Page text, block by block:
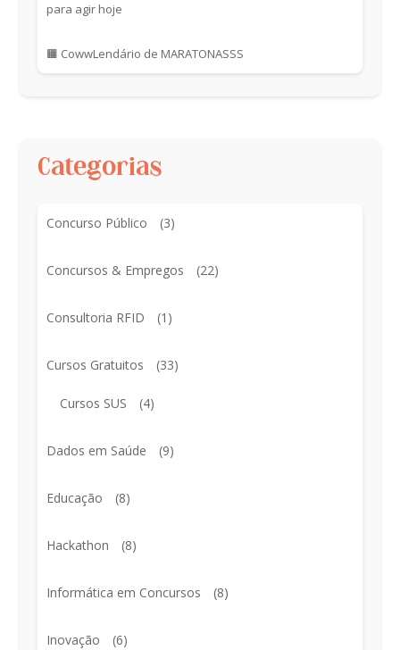
para agir hoje
🟧 CowwLendário de MARATONASSS
Categorias
Concurso Público (3)
Concursos & Empregos (22)
Consultoria RFID (1)
Cursos Gratuitos (33)
Cursos SUS (4)
Dados em Saúde (9)
Educação (8)
Hackathon (8)
Informática em Concursos (8)
Inovação (6)